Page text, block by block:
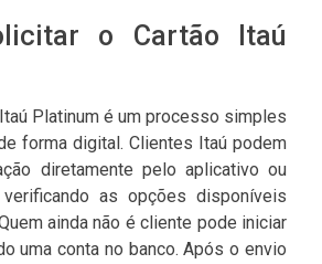
o Cartão Itaú
Platinum é um processo simples
forma digital. Clientes Itaú podem
diretamente pelo aplicativo ou
verificando as opções disponíveis
ainda não é cliente pode iniciar
uma conta no banco. Após o envio